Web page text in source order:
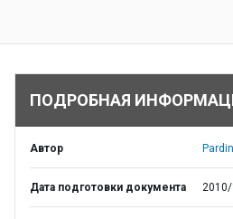
ПОДРОБНАЯ
Автор
Дата подготовки документа